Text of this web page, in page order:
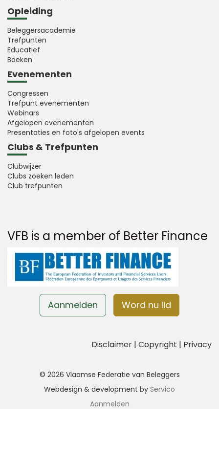
Opleiding
Beleggersacademie
Trefpunten
Educatief
Boeken
Evenementen
Congressen
Trefpunt evenementen
Webinars
Afgelopen evenementen
Presentaties en foto's afgelopen events
Clubs & Trefpunten
Clubwijzer
Clubs zoeken leden
Club trefpunten
VFB is a member of Better Finance
Aanmelden Word nu lid
Disclaimer | Copyright | Privacy
© 2026 Vlaamse Federatie van Beleggers
Webdesign & development by Servico
Aanmelden